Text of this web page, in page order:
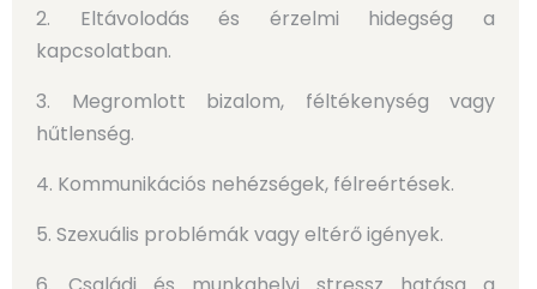
2. Eltávolodás és érzelmi hidegség a
kapcsolatban.
3. Megromlott bizalom, féltékenység vagy
hűtlenség.
4. Kommunikációs nehézségek, félreértések.
5. Szexuális problémák vagy eltérő igények.